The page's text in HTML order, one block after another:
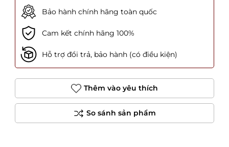
Bảo hành chính hãng toàn quốc
Cam kết chính hãng 100%
Hỗ trợ đổi trả, bảo hành (có điều kiện)
Thêm vào yêu thích